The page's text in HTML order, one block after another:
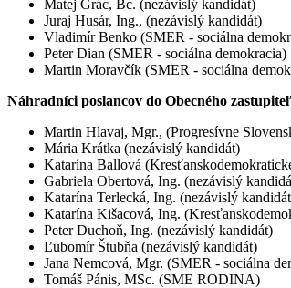
Matej Grác, Bc. (nezávislý
Juraj Husár, Ing., (nezávislý
Vladimír Benko (SMER - sociálna
Peter Dian (SMER - sociálna
Martin Moravčík (SMER - sociálna
Náhradníci poslancov do Obecného
Martin Hlavaj, Mgr., (Progresívne
Mária Krátka (nezávislý
Katarína Ballová
Gabriela Obertová, Ing. (nezávislý
Katarína Terlecká, Ing. (nezávislý
Katarína Kišacová, Ing.
Peter Duchoň, Ing. (nezávislý
Ľubomír Štubňa (nezávislý
Jana Nemcová, Mgr. (SMER - sociálna
Tomáš Pánis, MSc. (SME